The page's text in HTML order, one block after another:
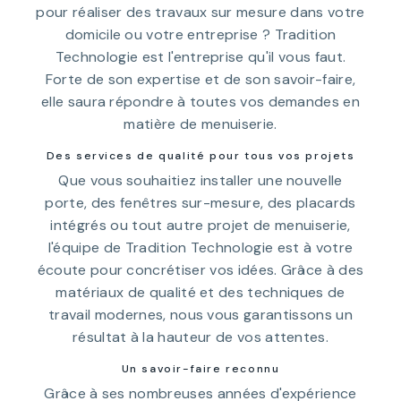
pour réaliser des travaux sur mesure dans votre
domicile ou votre entreprise ? Tradition
Technologie est l'entreprise qu'il vous faut.
Forte de son expertise et de son savoir-faire,
elle saura répondre à toutes vos demandes en
matière de menuiserie.
Des services de qualité pour tous vos projets
Que vous souhaitiez installer une nouvelle
porte, des fenêtres sur-mesure, des placards
intégrés ou tout autre projet de menuiserie,
l'équipe de Tradition Technologie est à votre
écoute pour concrétiser vos idées. Grâce à des
matériaux de qualité et des techniques de
travail modernes, nous vous garantissons un
résultat à la hauteur de vos attentes.
Un savoir-faire reconnu
Grâce à ses nombreuses années d'expérience